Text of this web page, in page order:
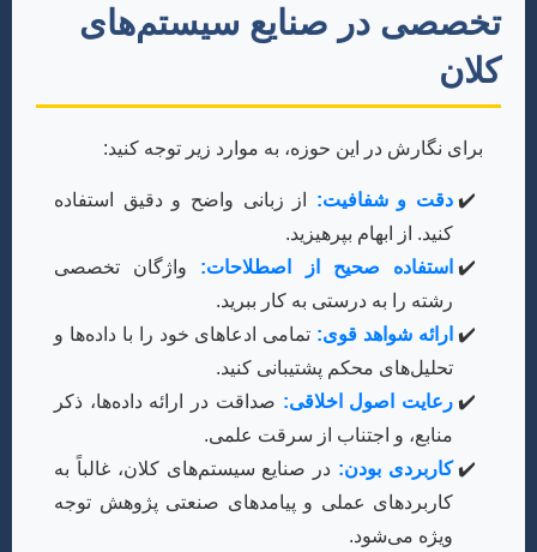
تخصصی در صنایع سیستم‌های
کلان
برای نگارش در این حوزه، به موارد زیر توجه کنید:
دقت و شفافیت: از زبانی واضح و دقیق استفاده
کنید. از ابهام بپرهیزید.
استفاده صحیح از اصطلاحات: واژگان تخصصی
رشته را به درستی به کار ببرید.
ارائه شواهد قوی: تمامی ادعاهای خود را با داده‌ها و
تحلیل‌های محکم پشتیبانی کنید.
رعایت اصول اخلاقی: صداقت در ارائه داده‌ها، ذکر
منابع، و اجتناب از سرقت علمی.
کاربردی بودن: در صنایع سیستم‌های کلان، غالباً به
کاربردهای عملی و پیامدهای صنعتی پژوهش توجه
ویژه می‌شود.